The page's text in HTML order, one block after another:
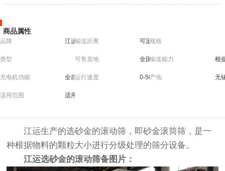
商品属性
品牌 江运输送距离 可定制
规格
类型 可售卖地 全国输送能力 根
充电机功能 全自动智能充电
运行速度 0-50m/min(可调)
产地 无
适用范围 适用于沙石，沙土，砂金矿、煤、焦炭、河山沙、风化砂等
江运生产的选砂金的滚动筛，即砂金滚筒筛，是一
种根据物料的颗粒大小进行分级处理的筛分设备。
江运选砂金的滚动筛备图片：